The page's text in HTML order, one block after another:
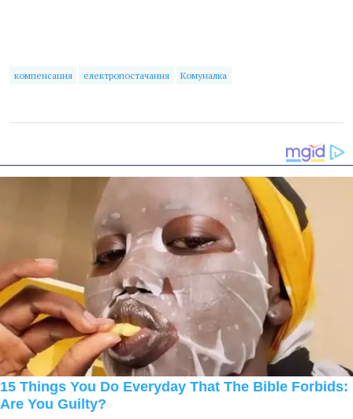
компенсация електропостачання Комуналка